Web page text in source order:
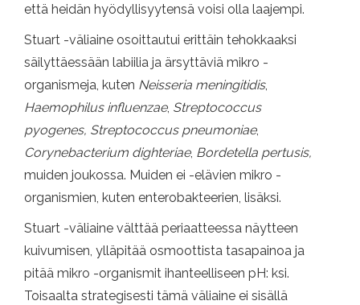
että heidän hyödyllisyytensä voisi olla laajempi.
Stuart -väliaine osoittautui erittäin tehokkaaksi
säilyttäessään labiilia ja ärsyttäviä mikro -
organismeja, kuten Neisseria meningitidis,
Haemophilus influenzae, Streptococcus
pyogenes, Streptococcus pneumoniae,
Corynebacterium dighteriae, Bordetella pertusis,
muiden joukossa. Muiden ei -elävien mikro -
organismien, kuten enterobakteerien, lisäksi.
Stuart -väliaine välttää periaatteessa näytteen
kuivumisen, ylläpitää osmoottista tasapainoa ja
pitää mikro -organismit ihanteelliseen pH: ksi.
Toisaalta strategisesti tämä väliaine ei sisällä